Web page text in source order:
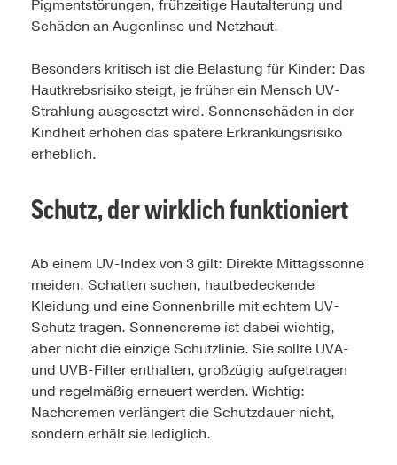
Pigmentstörungen, frühzeitige Hautalterung und
Schäden an Augenlinse und Netzhaut.
Besonders kritisch ist die Belastung für Kinder: Das
Hautkrebsrisiko steigt, je früher ein Mensch UV-
Strahlung ausgesetzt wird. Sonnenschäden in der
Kindheit erhöhen das spätere Erkrankungsrisiko
erheblich.
Schutz, der wirklich funktioniert
Ab einem UV-Index von 3 gilt: Direkte Mittagssonne
meiden, Schatten suchen, hautbedeckende
Kleidung und eine Sonnenbrille mit echtem UV-
Schutz tragen. Sonnencreme ist dabei wichtig,
aber nicht die einzige Schutzlinie. Sie sollte UVA-
und UVB-Filter enthalten, großzügig aufgetragen
und regelmäßig erneuert werden. Wichtig:
Nachcremen verlängert die Schutzdauer nicht,
sondern erhält sie lediglich.